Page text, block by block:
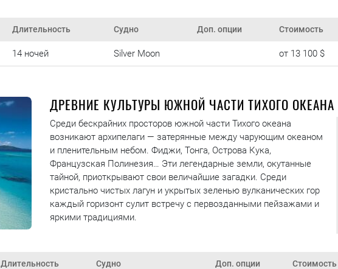
Длительность Судно Доп. опции Стоимость
14 ночей Silver Moon от 13 100 $
ДРЕВНИЕ КУЛЬТУРЫ ЮЖНОЙ ЧАСТИ ТИХОГО ОКЕАНА
Среди бескрайних просторов южной части Тихого океана
возникают архипелаги — затерянные между чарующим океаном
и пленительным небом. Фиджи, Тонга, Острова Кука,
Французская Полинезия… Эти легендарные земли, окутанные
тайной, приоткрывают свои величайшие загадки. Среди
кристально чистых лагун и укрытых зеленью вулканических гор
каждый горизонт сулит встречу с первозданными пейзажами и
яркими традициями.
Длительность Судно Доп. опции Стоимость